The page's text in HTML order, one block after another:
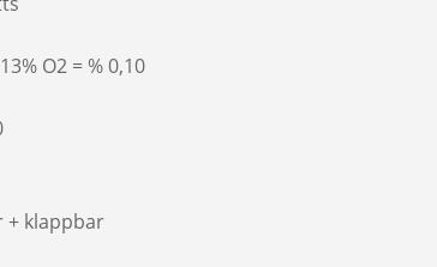
O2 = % 0,10
+ klappbar